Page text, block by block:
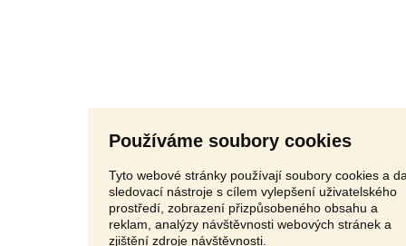
Používáme soubory cookies
Tyto webové stránky používají soubory cookies a
sledovací nástroje s cílem vylepšení uživatelského
prostředí, zobrazení přizpůsobeného obsahu a
reklam, analýzy návštěvnosti webových stránek a
zjištění zdroje návštěvnosti.